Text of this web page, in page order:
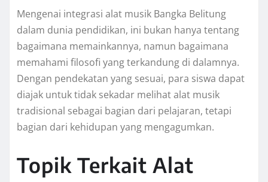
Mengenai integrasi alat musik Bangka Belitung
dalam dunia pendidikan, ini bukan hanya tentang
bagaimana memainkannya, namun bagaimana
memahami filosofi yang terkandung di dalamnya.
Dengan pendekatan yang sesuai, para siswa dapat
diajak untuk tidak sekadar melihat alat musik
tradisional sebagai bagian dari pelajaran, tetapi
bagian dari kehidupan yang mengagumkan.
Topik Terkait Alat